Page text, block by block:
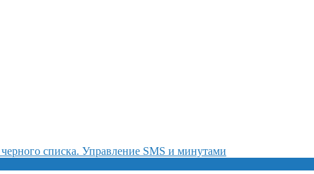
списка. Управление SMS и минутами